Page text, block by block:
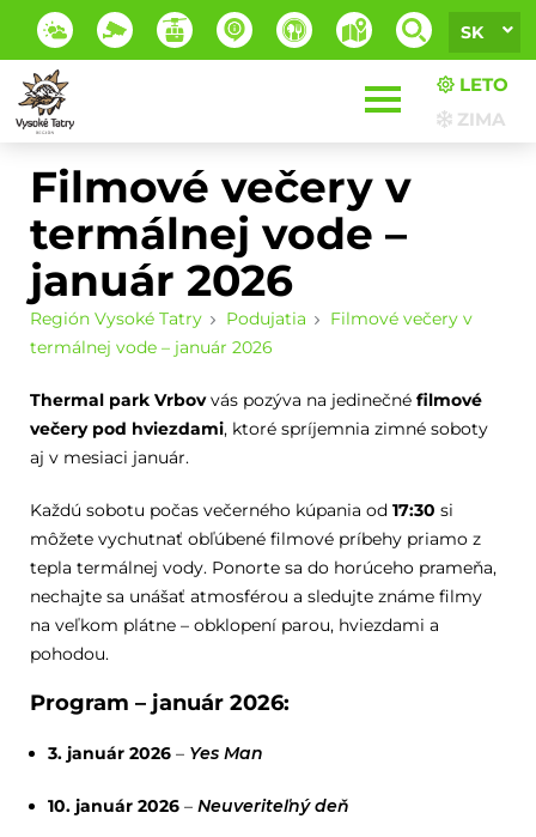
SK
LETO
ZIMA
Filmové večery v
termálnej vode –
január 2026
Región Vysoké Tatry Podujatia
Filmové večery v
termálnej vode – január 2026
Thermal park Vrbovvás pozýva na jedinečné filmové
večery pod hviezdami, ktoré spríjemnia zimné soboty
aj v mesiaci január.
Každú sobotu počas večerného kúpania od 17:30 si
môžete vychutnať obľúbené filmové príbehy priamo z
tepla termálnej vody. Ponorte sa do horúceho prameňa,
nechajte sa unášať atmosférou a sledujte známe filmy
na veľkom plátne – obklopení parou, hviezdami a
pohodou.
Program – január 2026:
3. január 2026– Yes Man
10. január 2026– Neuveriteľný deň